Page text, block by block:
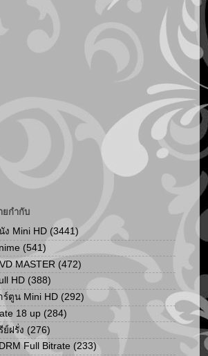
ยกำกับ
ง Mini HD (3441)
(541)
MASTER (472)
HD (388)
ร์ตูน Mini HD (292)
18 up (284)
ย์ฝรั่ง (276)
Full Bitrate (233)